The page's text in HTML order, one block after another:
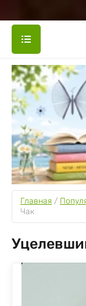
Главная /
Чак